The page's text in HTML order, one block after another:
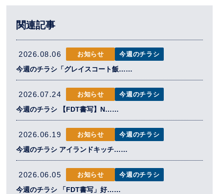
関連記事
2026.08.06 お知らせ 今週のチラシ
今週のチラシ「グレイスコート飯……
2026.07.24 お知らせ 今週のチラシ
今週のチラシ 【FDT書写】N……
2026.06.19 お知らせ 今週のチラシ
今週のチラシ アイランドキッチ……
2026.06.05 お知らせ 今週のチラシ
今週のチラシ 「FDT書写」好……